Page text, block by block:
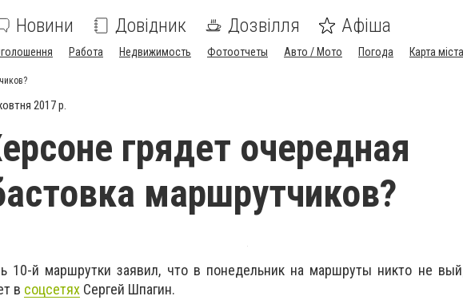
Новини Довідник Дозвілля Афіша
Работа Недвижимость Фотоотчеты Авто / Мото Погода Карта міста
2017 р.
грядет очередная
маршрутчиков?
10-й маршрутки заявил, что в понедельник на маршруты никто не
в соцсетях Сергей Шпагин.